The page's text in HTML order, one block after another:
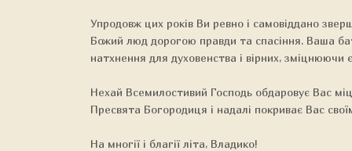
Упродовж цих років Ви ревно і самовіддано
Божий люд дорогою правди та спасіння. Ваша
натхнення для духовенства і вірних, зміцнюючи
Нехай Всемилостивий Господь обдаровує Вас
Пресвята Богородиця і надалі покриває Вас
На многії і благії літа, Владико!